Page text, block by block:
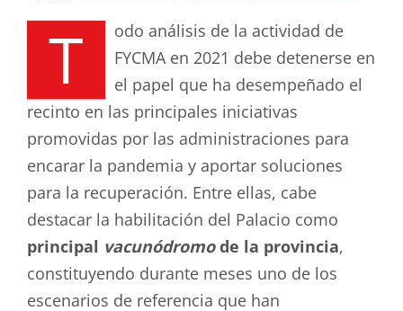
T
odo análisis de la actividad de
FYCMA en 2021 debe detenerse en
el papel que ha desempeñado el
recinto en las principales iniciativas
promovidas por las administraciones para
encarar la pandemia y aportar soluciones
para la recuperación. Entre ellas, cabe
destacar la habilitación del Palacio como
principal vacunódromode la provincia,
constituyendo durante meses uno de los
escenarios de referencia que han